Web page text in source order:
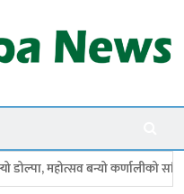
सांगीतिक उत्सव